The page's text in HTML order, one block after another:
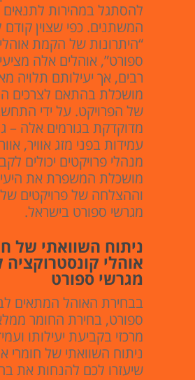
להסתגל במהירות לתנאים
המשתנים. כפי שצוין קודם
“היתרונות של הקמת
ספורט”, אוהלים אלה
רבים, אך יעילותם תלויה
מושכלת בהתאם לצרכים
של הפרויקט. על ידי
מדוקדקת בגורמים אלה –
עמידות בפני מזג אוויר,
מנהלי פרויקטים יכולים
מושכלת המשפרת את
וההצלחה של פרויקטים של
מגרשי ספורט בישראל.
ניתוח השוואתי של
אוהלי קונסטרוקציה
מגרשי ספורט
בבחירת האוהל המתאים
ספורט, בחירת החומר
מרכזי בקביעת יעילותו
ניתוח השוואתי של חומרי
שיעזרו לכם להנחות את